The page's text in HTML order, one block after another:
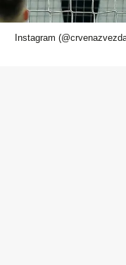
Instagram